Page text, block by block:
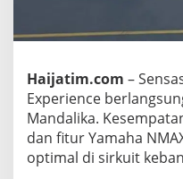
o
E
p
r
i
e
n
Haijatim.com –
Experience
Mandalika.
dan fitur Yamaha
optimal di sirkuit